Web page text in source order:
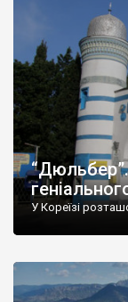
У Кореїзі